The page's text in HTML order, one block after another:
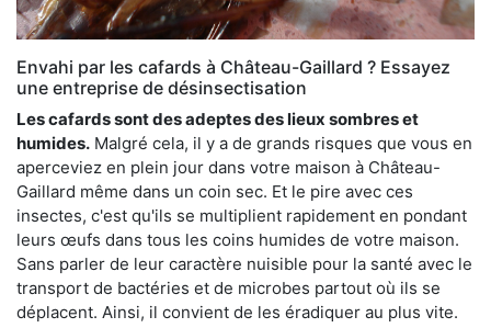
Envahi par les cafards à Château-Gaillard ? Essayez
une entreprise de désinsectisation
Les cafards sont des adeptes des lieux sombres et
humides. Malgré cela, il y a de grands risques que vous en
aperceviez en plein jour dans votre maison à Château-
Gaillard même dans un coin sec. Et le pire avec ces
insectes, c'est qu'ils se multiplient rapidement en pondant
leurs œufs dans tous les coins humides de votre maison.
Sans parler de leur caractère nuisible pour la santé avec le
transport de bactéries et de microbes partout où ils se
déplacent. Ainsi, il convient de les éradiquer au plus vite.